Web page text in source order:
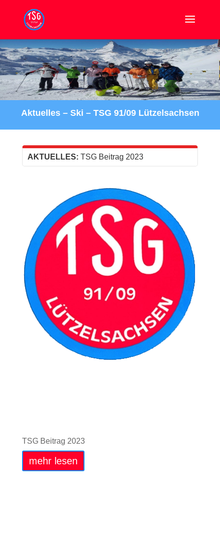
Aktuelles – Ski – TSG 91/09 Lützelsachsen
TSG Beitrag 2023
TSG Beitrag 2023
mehr lesen